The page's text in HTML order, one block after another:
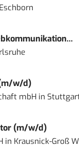
Eschborn
w/d)
mbHin
(m/w/d)
in Krausnick-Groß